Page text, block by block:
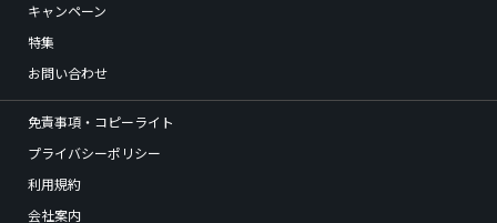
キャンペーン
特集
お問い合わせ
免責事項・コピーライト
プライバシーポリシー
利用規約
会社案内